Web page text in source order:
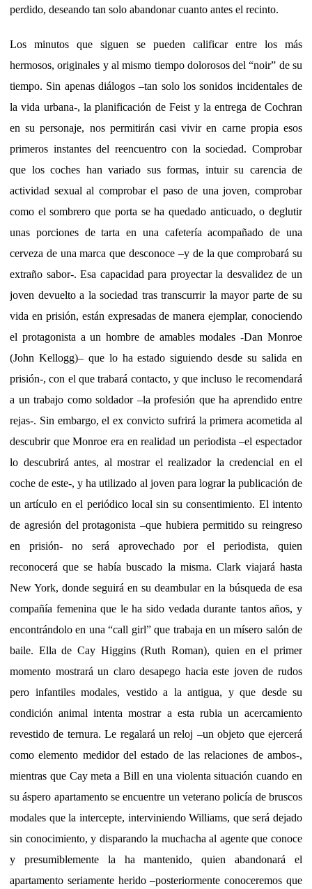
perdido, deseando tan solo abandonar cuanto antes el recinto.
Los minutos que siguen se pueden calificar entre los más
hermosos, originales y al mismo tiempo dolorosos del “noir” de su
tiempo. Sin apenas diálogos –tan solo los sonidos incidentales de
la vida urbana-, la planificación de Feist y la entrega de Cochran
en su personaje, nos permitirán casi vivir en carne propia esos
primeros instantes del reencuentro con la sociedad. Comprobar
que los coches han variado sus formas, intuir su carencia de
actividad sexual al comprobar el paso de una joven, comprobar
como el sombrero que porta se ha quedado anticuado, o deglutir
unas porciones de tarta en una cafetería acompañado de una
cerveza de una marca que desconoce –y de la que comprobará su
extraño sabor-. Esa capacidad para proyectar la desvalidez de un
joven devuelto a la sociedad tras transcurrir la mayor parte de su
vida en prisión, están expresadas de manera ejemplar, conociendo
el protagonista a un hombre de amables modales -Dan Monroe
(John Kellogg)– que lo ha estado siguiendo desde su salida en
prisión-, con el que trabará contacto, y que incluso le recomendará
a un trabajo como soldador –la profesión que ha aprendido entre
rejas-. Sin embargo, el ex convicto sufrirá la primera acometida al
descubrir que Monroe era en realidad un periodista –el espectador
lo descubrirá antes, al mostrar el realizador la credencial en el
coche de este-, y ha utilizado al joven para lograr la publicación de
un artículo en el periódico local sin su consentimiento. El intento
de agresión del protagonista –que hubiera permitido su reingreso
en prisión- no será aprovechado por el periodista, quien
reconocerá que se había buscado la misma. Clark viajará hasta
New York, donde seguirá en su deambular en la búsqueda de esa
compañía femenina que le ha sido vedada durante tantos años, y
encontrándolo en una “call girl” que trabaja en un mísero salón de
baile. Ella de Cay Higgins (Ruth Roman), quien en el primer
momento mostrará un claro desapego hacia este joven de rudos
pero infantiles modales, vestido a la antigua, y que desde su
condición animal intenta mostrar a esta rubia un acercamiento
revestido de ternura. Le regalará un reloj –un objeto que ejercerá
como elemento medidor del estado de las relaciones de ambos-,
mientras que Cay meta a Bill en una violenta situación cuando en
su áspero apartamento se encuentre un veterano policía de bruscos
modales que la intercepte, interviniendo Williams, que será dejado
sin conocimiento, y disparando la muchacha al agente que conoce
y presumiblemente la ha mantenido, quien abandonará el
apartamento seriamente herido –posteriormente conoceremos que